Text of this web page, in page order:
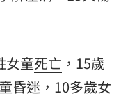
女童死亡 ，15歲
昏迷，10多歲女